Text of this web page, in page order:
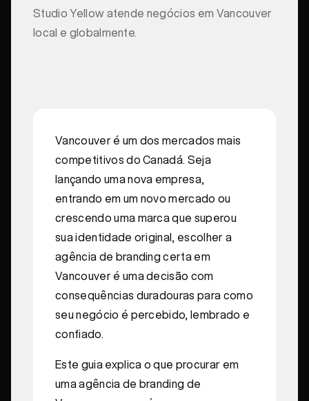
Studio Yellow atende negócios em Vancouver
local e globalmente.
Vancouver é um dos mercados mais
competitivos do Canadá. Seja
lançando uma nova empresa,
entrando em um novo mercado ou
crescendo uma marca que superou
sua identidade original, escolher a
agência de branding certa em
Vancouver é uma decisão com
consequências duradouras para como
seu negócio é percebido, lembrado e
confiado.
Este guia explica o que procurar em
uma agência de branding de